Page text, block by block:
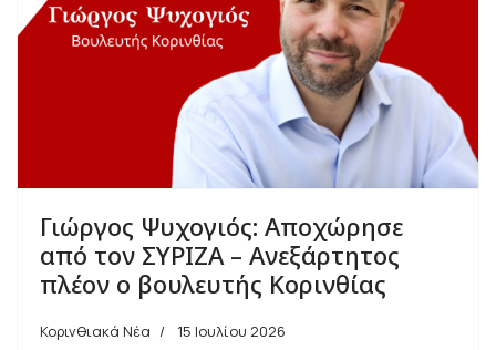
Γιώργος Ψυχογιός: Αποχώρησε
από τον ΣΥΡΙΖΑ – Ανεξάρτητος
πλέον ο βουλευτής Κορινθίας
Κορινθιακά Νέα 15 Ιουλίου 2026